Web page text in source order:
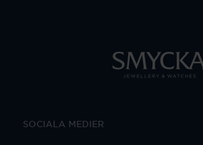
SOCIALA MEDIER